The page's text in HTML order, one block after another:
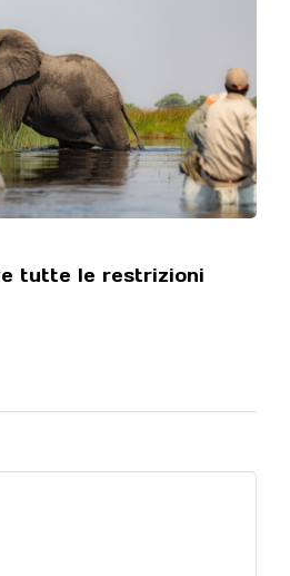
tutte le restrizioni